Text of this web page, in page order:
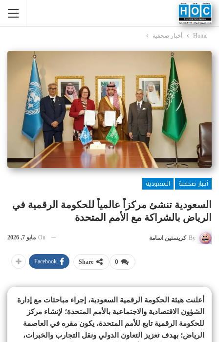
Home أخبار صحفية
أخبار صحفية
السعودية
السعودية تنشئ مركزاً عالمياً للحكومة الرقمية في
الرياض بالشراكة مع الأمم المتحدة
By كريستين اسامة On مايو 7, 2026
0
Share
Facebook
أعلنت هيئة الحكومة الرقمية السعودية، إجراء مباحثات مع إدارة
الشؤون الاقتصادية والاجتماعية بالأمم المتحدة؛ لإنشاء مركز
للحكومة الرقمية تابع للأمم المتحدة، يكون مقره في العاصمة
الرياض؛ بهدف تعزيز التعاون الدولي ونقل التجارب والخبرات،